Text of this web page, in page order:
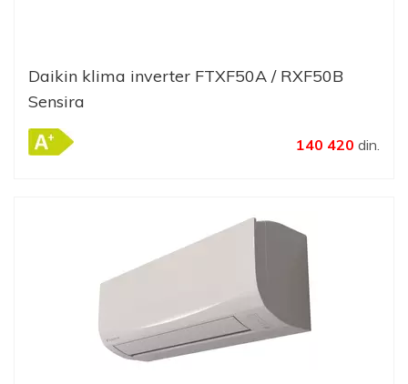
Daikin klima inverter FTXF50A / RXF50B
Sensira
140 420 din.